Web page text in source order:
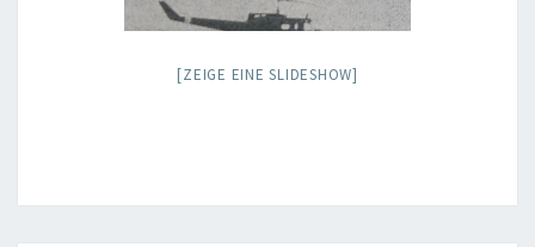
[ZEIGE EINE SLIDESHOW]